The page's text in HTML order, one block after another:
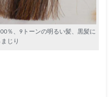
％、9トーンの明るい髪、黒髪に
じり